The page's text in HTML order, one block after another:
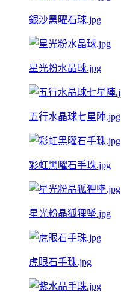
銀沙黑曜石球.jpg
星光粉水晶球.jpg
五行水晶球七星陣.jpg
彩虹黑曜石手珠.jpg
星光粉晶狐狸墜.jpg
虎眼石手珠.jpg